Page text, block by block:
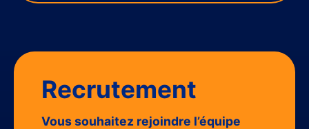
Recrutement
Vous souhaitez rejoindre l’équipe